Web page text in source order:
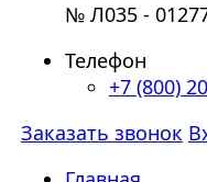
№ Л035 -
Телефон
+7 (800)
Заказать звонок